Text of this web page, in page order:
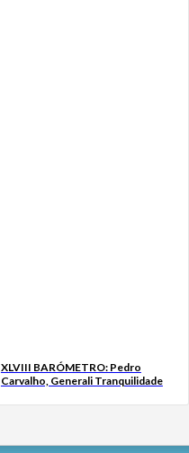
XLVIII BARÓMETRO: Pedro
Carvalho, Generali Tranquilidade